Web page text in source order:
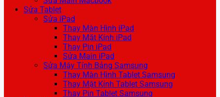
Sửa Tablet
Sửa iPad
Thay Màn Hình iPad
Thay Mặt Kính iPad
Thay Pin iPad
Sửa Main iPad
Sửa Máy Tính Bảng Samsung
Thay Màn Hình Tablet Samsung
Thay Mặt Kính Tablet Samsung
Thay Pin Tablet Samsung